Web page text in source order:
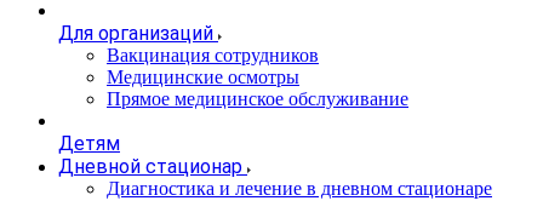
Для организаций
Вакцинация сотрудников
Медицинские осмотры
Прямое медицинское обслуживание
Детям
Дневной стационар
Диагностика и лечение в дневном стационаре